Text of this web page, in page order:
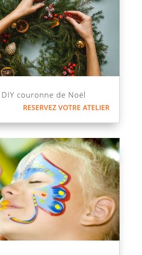
couronne de Noël
RESERVEZ VOTRE ATELIER